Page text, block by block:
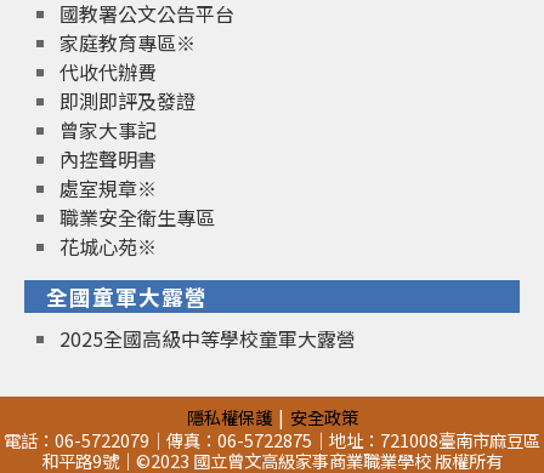
國教署公文公告平台
家庭教育專區※
代收代辦費
即測即評及發證
曾家大事記
內控聲明書
處室規章※
職業安全衛生專區
花城心苑※
全國童軍大露營
2025全國高級中等學校童軍大露營
隱私權保護
安全政策
電話：06-5722079｜傳真：06-5722875｜地址：721008臺南市麻豆區
和平路9號｜©2023 國立曾文高級家事商業職業學校 版權所有